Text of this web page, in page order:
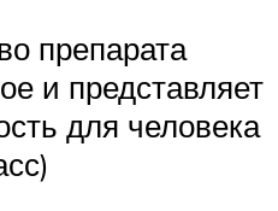
препарата
и представляет
для человека